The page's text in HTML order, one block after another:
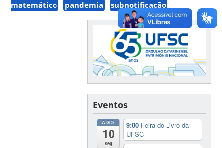
matemático pandemia subnotificação
Eventos
AGO
10
seg
9:00 Feira do Livro da
UFSC